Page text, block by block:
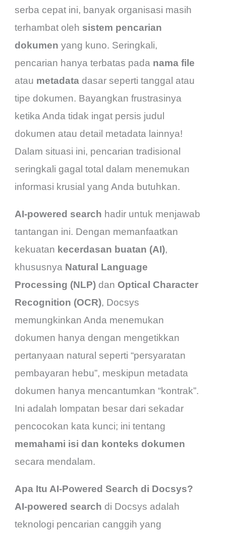
serba cepat ini, banyak organisasi masih
terhambat oleh sistem pencarian
dokumen yang kuno. Seringkali,
pencarian hanya terbatas pada nama file
atau metadata dasar seperti tanggal atau
tipe dokumen. Bayangkan frustrasinya
ketika Anda tidak ingat persis judul
dokumen atau detail metadata lainnya!
Dalam situasi ini, pencarian tradisional
seringkali gagal total dalam menemukan
informasi krusial yang Anda butuhkan.
AI-powered search hadir untuk menjawab
tantangan ini. Dengan memanfaatkan
kekuatan kecerdasan buatan (AI),
khususnya Natural Language
Processing (NLP) danOptical Character
Recognition (OCR), Docsys
memungkinkan Anda menemukan
dokumen hanya dengan mengetikkan
pertanyaan natural seperti “persyaratan
pembayaran hebu”, meskipun metadata
dokumen hanya mencantumkan “kontrak”.
Ini adalah lompatan besar dari sekadar
pencocokan kata kunci; ini tentang
memahami isi dan konteks dokumen
secara mendalam.
Apa Itu AI-Powered Search di Docsys?
AI-powered search di Docsys adalah
teknologi pencarian canggih yang